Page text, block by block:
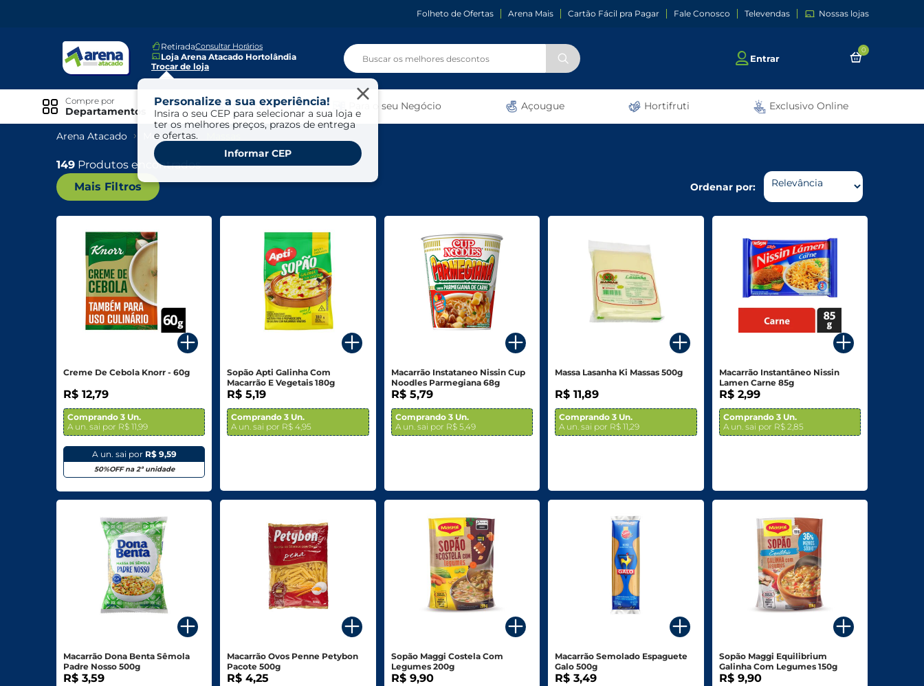
Folheto de Ofertas Arena Mais Cartão Fácil pra Pagar Fale Conosco Televendas Nossas lojas
RetiradaConsultar Horários
Loja Arena Atacado Hortolândia
Trocar de loja
Personalize a sua experiência!
Insira o seu CEP para selecionar a sua loja e
ter os melhores preços, prazos de entrega
e ofertas.
Informar CEP
Entrar
0
Ofertas Para o seu Negócio Açougue Hortifruti Exclusivo Online
Compre por
Departamentos
Especiais
Exclusivo Online
Ofertas
Ofertas Arena Mais
Ofertas Cartão Fácil pra Pagar
Mundo Infantil
Mundo Pet
Para o seu Negócio
Mercearia
Bebidas
Carnes, Aves E Peixes
Frios E Laticínios
Higiene E Beleza
Doces E Sobremesas
Arena Atacado Mercearia
149 Produtos encontrados
Mais Filtros
Ordenar por:
Creme De Cebola Knorr - 60g
R$ 12,79
Comprando 3 Un.
A un. sai por R$ 11,99
A un. sai por R$ 9,59
50%OFF na 2ª unidade
Sopão Apti Galinha Com
Macarrão E Vegetais 180g
R$ 5,19
Comprando 3 Un.
A un. sai por R$ 4,95
Macarrão Instataneo Nissin Cup
Noodles Parmegiana 68g
R$ 5,79
Comprando 3 Un.
A un. sai por R$ 5,49
Massa Lasanha Ki Massas 500g
R$ 11,89
Comprando 3 Un.
A un. sai por R$ 11,29
Macarrão Instantâneo Nissin
Lamen Carne 85g
R$ 2,99
Comprando 3 Un.
A un. sai por R$ 2,85
Macarrão Dona Benta Sêmola
Padre Nosso 500g
R$ 3,59
Macarrão Ovos Penne Petybon
Pacote 500g
R$ 4,25
Sopão Maggi Costela Com
Legumes 200g
R$ 9,90
Macarrão Semolado Espaguete
Galo 500g
R$ 3,49
Sopão Maggi Equilibrium
Galinha Com Legumes 150g
R$ 9,90